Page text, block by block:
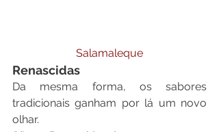
Salamaleque
Renascidas
Da mesma forma, os sabores
tradicionais ganham por lá um novo
olhar.